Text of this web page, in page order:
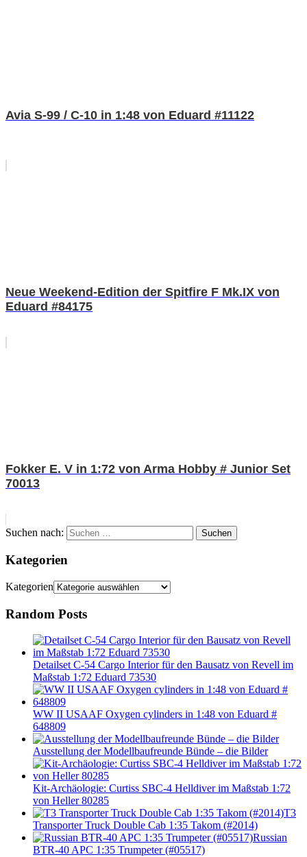
Avia S-99 / C-10 in 1:48 von Eduard #11122
Neue Weekend-Edition der Spitfire F Mk.IX von
Eduard #84175
Fokker E. V in 1:72 von Arma Hobby # Junior Set
70013
Suchen nach: Suchen
Kategorien
Kategorien
Random Posts
Detailset C-54 Cargo Interior für den Bausatz von Revell im
Maßstab 1:72 Eduard 73530
WW II USAAF Oxygen cylinders in 1:48 von Eduard #
648809
Ausstellung der Modellbaufreunde Bünde – die Bilder
Kit-Archäologie: Curtiss SBC-4 Helldiver im Maßstab 1:72
von Heller 80285
T3
Transporter Truck Double Cab 1:35 Takom (#2014)
Russian
BTR-40 APC 1:35 Trumpeter (#05517)